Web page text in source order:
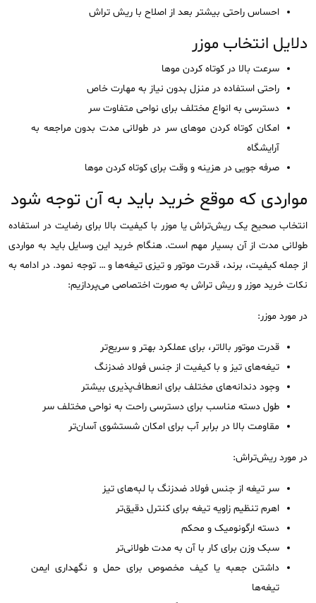
احساس راحتی بیشتر بعد از اصلاح با ریش تراش
دلایل انتخاب موزر
سرعت بالا در کوتاه کردن موها
راحتی استفاده در منزل بدون نیاز به مهارت خاص
دسترسی به انواع مختلف برای نواحی متفاوت سر
امکان کوتاه کردن موهای سر در طولانی مدت بدون مراجعه به
آرایشگاه
صرفه جویی در هزینه و وقت برای کوتاه کردن موها
مواردی که موقع خرید باید به آن توجه شود
انتخاب صحیح یک ریش‌تراش یا موزر با کیفیت بالا برای رضایت در استفاده
طولانی مدت از آن بسیار مهم است. هنگام خرید این وسایل باید به مواردی
از جمله کیفیت، برند، قدرت موتور و تیزی تیغه‌ها و … توجه نمود. در ادامه به
نکات خرید موزر و ریش تراش به صورت اختصاصی می‌پردازیم:
در مورد موزر:
قدرت موتور بالاتر، برای عملکرد بهتر و سریع‌تر
تیغه‌های تیز و با کیفیت از جنس فولاد ضدزنگ
وجود دندانه‌های مختلف برای انعطاف‌پذیری بیشتر
طول دسته مناسب برای دسترسی راحت به نواحی مختلف سر
مقاومت بالا در برابر آب برای امکان شستشوی آسان‌تر
در مورد ریش‌تراش:
سر تیغه از جنس فولاد ضدزنگ با لبه‌های تیز
اهرم تنظیم زاویه تیغه برای کنترل دقیق‌تر
دسته ارگونومیک و محکم
سبک وزن برای کار با آن به مدت طولانی‌تر
داشتن جعبه یا کیف مخصوص برای حمل و نگهداری ایمن
تیغه‌ها